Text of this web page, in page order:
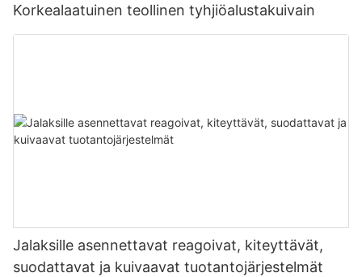
Korkealaatuinen teollinen tyhjiöalustakuivain
Jalaksille asennettavat reagoivat, kiteyttävät,
suodattavat ja kuivaavat tuotantojärjestelmät